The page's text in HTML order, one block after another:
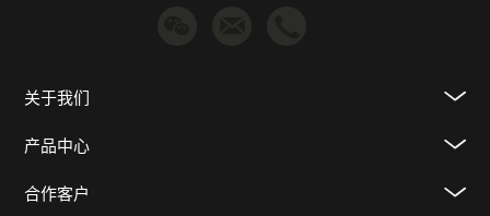
关于我们
产品中心
合作客户